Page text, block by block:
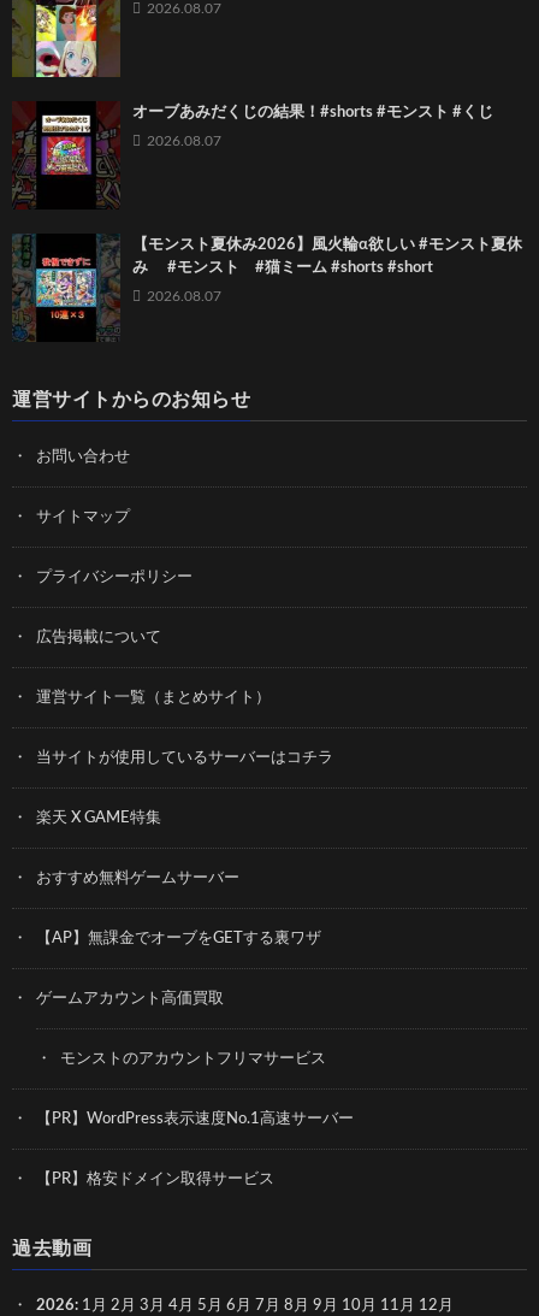
2026.08.07
オーブあみだくじの結果！#shorts #モンスト #くじ
2026.08.07
【モンスト夏休み2026】風火輪α欲しい #モンスト夏休
み #モンスト #猫ミーム #shorts #short
2026.08.07
運営サイトからのお知らせ
お問い合わせ
サイトマップ
プライバシーポリシー
広告掲載について
運営サイト一覧（まとめサイト）
当サイトが使用しているサーバーはコチラ
楽天 X GAME特集
おすすめ無料ゲームサーバー
【AP】無課金でオーブをGETする裏ワザ
ゲームアカウント高価買取
モンストのアカウントフリマサービス
【PR】WordPress表示速度No.1高速サーバー
【PR】格安ドメイン取得サービス
過去動画
2026: 1月 2月 3月 4月 5月 6月 7月 8月 9月 10月 11月 12月